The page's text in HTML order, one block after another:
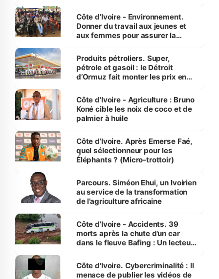
Côte d’Ivoire - Environnement.
Donner du travail aux jeunes et
aux femmes pour assurer la
menacées
Produits pétroliers. Super,
pétrole et gasoil : le Détroit
d’Ormuz fait monter les prix en
Côte d’Ivoire - Agriculture : Bruno
Koné cible les noix de coco et de
palmier à huile
Côte d’Ivoire. Après Emerse Faé,
quel sélectionneur pour les
Éléphants ? (Micro-trottoir)
Parcours. Siméon Ehui, un Ivoirien
au service de la transformation
de l’agriculture africaine
Côte d’Ivoire - Accidents. 39
morts après la chute d’un car
dans le fleuve Bafing : Un lecteur
des Transports
Côte d'Ivoire. Cybercriminalité : Il
menace de publier les vidéos de